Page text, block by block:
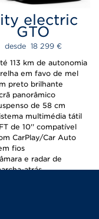
electric
GTO
desde 18 299 €
113 km de autonomia
em favo de mel
preto brilhante
panorâmico
de 58 cm
multimédia tátil
de 10'' compatível
CarPlay/Car Auto
fios
e radar de
atrás